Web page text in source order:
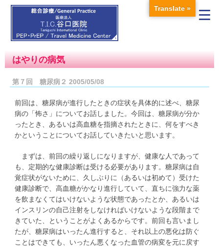
はやりの病気
第７回 糖尿病２ 2005/05/08
前回は、糖尿病が進行したときの症状を具体的に述べ、糖尿
病の「怖さ」についてお話しました。今回は、糖尿病が分か
ったとき、あるいは高血糖を指摘されたときに、何をすべき
かということについてお話していきたいと思います。
まずは、前回の繰り返しになりますが、健康な人であって
も、定期的な健康診断は受ける必要があります。糖尿病は自
覚症状がないために、久しぶりに（あるいは初めて）受けた
健康診断で、高血糖がかなり進行していて、直ちに強力な薬
を飲まなくてはいけないような状態であったとか、あるいは
インスリンの自己注射をしなければいけないような段階まで
きていた、ということがよくあるからです。前回も言いまし
たが、糖尿病はいったん進行すると、それ以上の悪化は防ぐ
ことはできても、いったん悪くなった血管の病変を元に戻す
Translate »